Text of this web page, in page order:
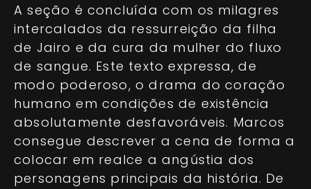
A seção é concluída com os milagres
intercalados da ressurreição da filha
de Jairo e da cura da mulher do fluxo
de sangue. Este texto expressa, de
modo poderoso, o drama do coração
humano em condições de existência
absolutamente desfavoráveis. Marcos
consegue descrever a cena de forma a
colocar em realce a angústia dos
personagens principais da história. De